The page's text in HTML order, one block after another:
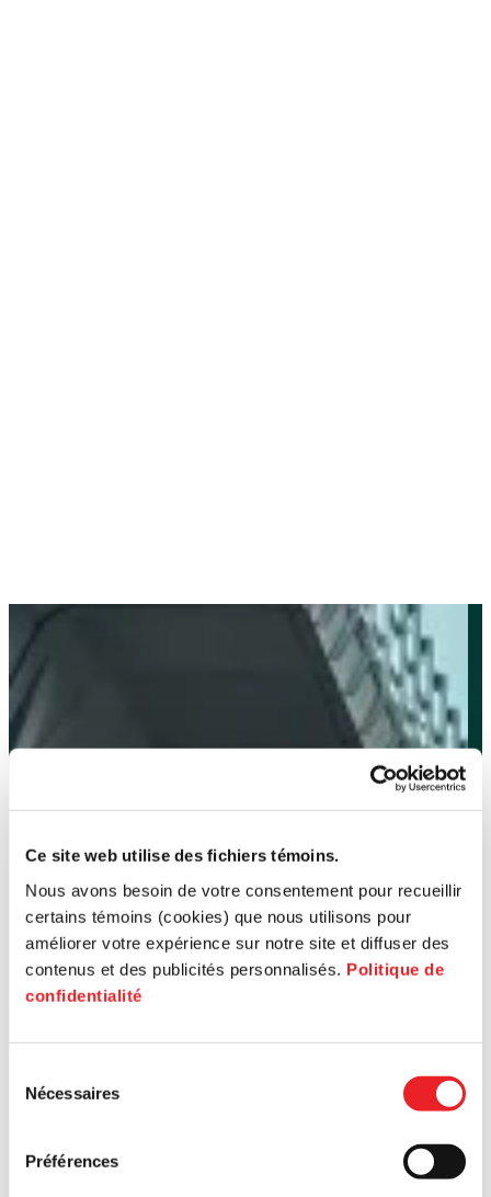
Ce site web utilise des fichiers témoins.
Nous avons besoin de votre consentement pour recueillir
certains témoins (cookies) que nous utilisons pour
améliorer votre expérience sur notre site et diffuser des
contenus et des publicités personnalisés. Politique de
confidentialité
Nécessaires
Préférences